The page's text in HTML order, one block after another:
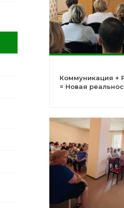
Коммуникация +
= Новая